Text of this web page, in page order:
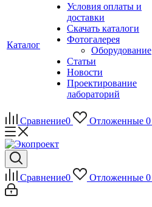
Каталог
Условия оплаты и
доставки
Скачать каталоги
Фотогалерея
Оборудование
Статьи
Новости
Проектирование
лабораторий
Сравнение0 Отложенные 0
Сравнение0 Отложенные 0